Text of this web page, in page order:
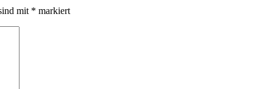
mit * markiert